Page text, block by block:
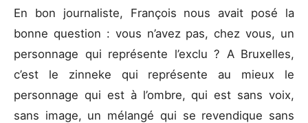
En bon journaliste, François nous avait posé la
bonne question : vous n’avez pas, chez vous, un
personnage qui représente l’exclu ? A Bruxelles,
c’est le zinneke qui représente au mieux le
personnage qui est à l’ombre, qui est sans voix,
sans image, un mélangé qui se revendique sans